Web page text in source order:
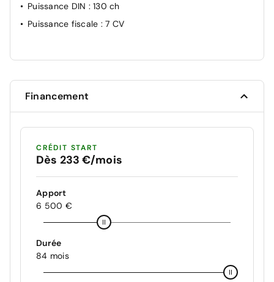
Puissance DIN : 130 ch
Puissance fiscale : 7 CV
Financement
CRÉDIT START
Dès 233 €/mois
Apport
6 500 €
Durée
84 mois